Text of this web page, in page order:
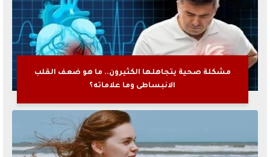
مشكلة صحية يتجاهلها الكثيرون.. ما هو ضعف القلب
الانبساطى وما علاماته؟